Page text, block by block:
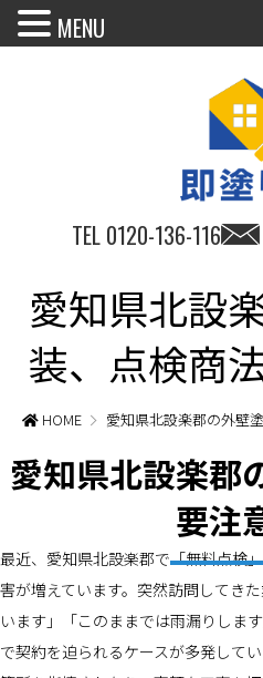
TEL 0120-136-116
愛知県北設
装、点検商
HOME 愛知県北設楽郡の外壁
愛知県北設楽郡
要注
最近、愛知県北設楽郡で「無料点検
害が増えています。突然訪問してき
います」「このままでは雨漏りしま
で契約を迫られるケースが多発して
MENU